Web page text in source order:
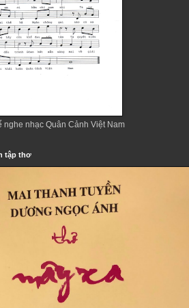
nghe nhạc Quân Cảnh Việt Nam
tập thơ